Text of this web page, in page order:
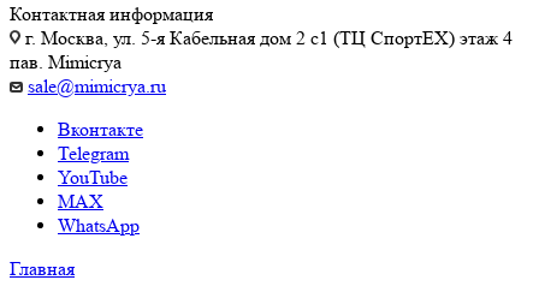
Контактная информация
г. Москва, ул. 5-я Кабельная дом 2 с1 (ТЦ СпортEX) этаж 4
пав. Mimicrya
sale@mimicrya.ru
Вконтакте
Telegram
YouTube
MAX
WhatsApp
Главная